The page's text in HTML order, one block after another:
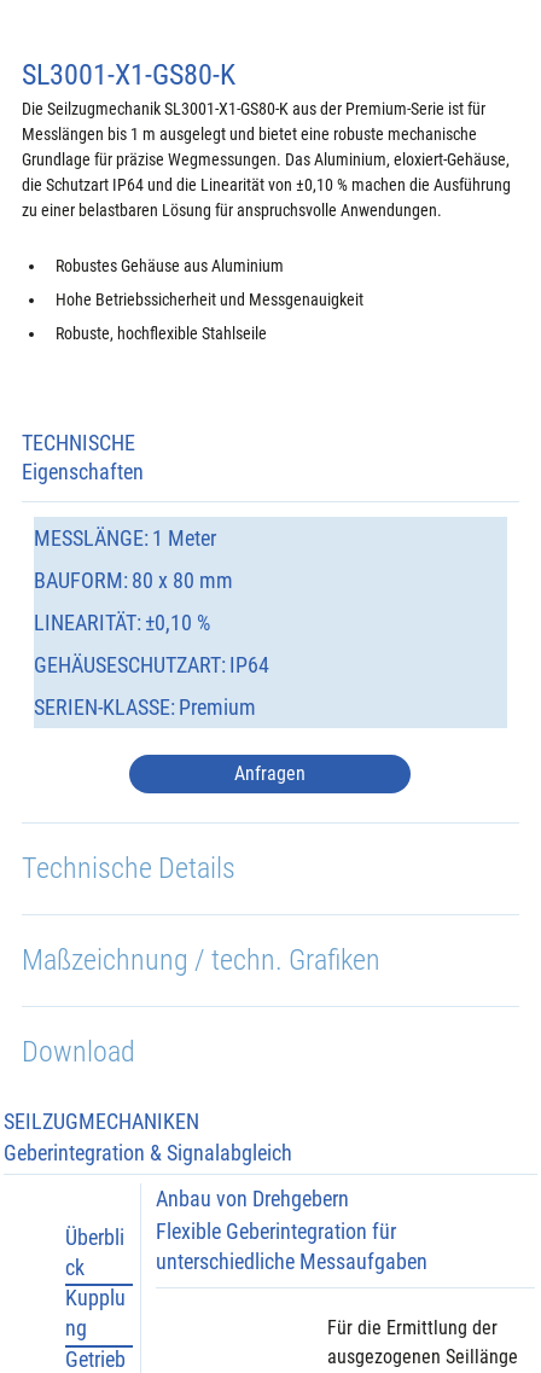
SL3001-X1-GS80-K
Die Seilzugmechanik SL3001-X1-GS80-K aus der Premium-Serie ist für
Messlängen bis 1 m ausgelegt und bietet eine robuste mechanische
Grundlage für präzise Wegmessungen. Das Aluminium, eloxiert-Gehäuse,
die Schutzart IP64 und die Linearität von ±0,10 % machen die Ausführung
zu einer belastbaren Lösung für anspruchsvolle Anwendungen.
Robustes Gehäuse aus Aluminium
Hohe Betriebssicherheit und Messgenauigkeit
Robuste, hochflexible Stahlseile
TECHNISCHE
Eigenschaften
MESSLÄNGE: 1 Meter
BAUFORM: 80 x 80 mm
LINEARITÄT: ±0,10 %
GEHÄUSESCHUTZART: IP64
SERIEN-KLASSE: Premium
Anfragen
Technische Details
Maßzeichnung / techn. Grafiken
Download
SEILZUGMECHANIKEN
Geberintegration & Signalabgleich
Überbli
ck
Kupplu
ng
Getrieb
Anbau von Drehgebern
Flexible Geberintegration für
unterschiedliche Messaufgaben
Für die Ermittlung der
ausgezogenen Seillänge